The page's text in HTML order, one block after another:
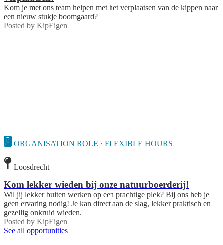
Kom je met ons team helpen met het verplaatsen van de kippen naar
een nieuw stukje boomgaard?
Posted by KipEigen
ORGANISATION ROLE · FLEXIBLE HOURS
Loosdrecht
Kom lekker wieden bij onze natuurboerderij!
Wil jij lekker buiten werken op een prachtige plek? Bij ons heb je
geen ervaring nodig! Je kan direct aan de slag, lekker praktisch en
gezellig onkruid wieden.
Posted by KipEigen
See all opportunities